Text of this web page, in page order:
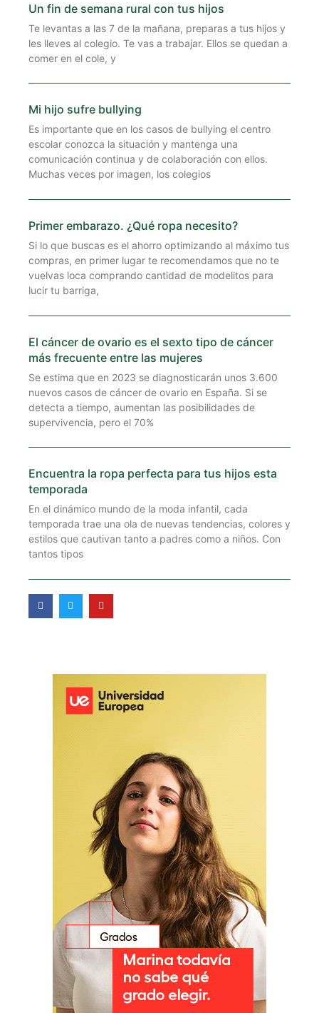
Un fin de semana rural con tus hijos
Te levantas a las 7 de la mañana, preparas a tus hijos y
les lleves al colegio. Te vas a trabajar. Ellos se quedan a
comer en el cole, y
Mi hijo sufre bullying
Es importante que en los casos de bullying el centro
escolar conozca la situación y mantenga una
comunicación continua y de colaboración con ellos.
Muchas veces por imagen, los colegios
Primer embarazo. ¿Qué ropa necesito?
Si lo que buscas es el ahorro optimizando al máximo tus
compras, en primer lugar te recomendamos que no te
vuelvas loca comprando cantidad de modelitos para
lucir tu barriga,
El cáncer de ovario es el sexto tipo de cáncer
más frecuente entre las mujeres
Se estima que en 2023 se diagnosticarán unos 3.600
nuevos casos de cáncer de ovario en España. Si se
detecta a tiempo, aumentan las posibilidades de
supervivencia, pero el 70%
Encuentra la ropa perfecta para tus hijos esta
temporada
En el dinámico mundo de la moda infantil, cada
temporada trae una ola de nuevas tendencias, colores y
estilos que cautivan tanto a padres como a niños. Con
tantos tipos
F
a
c
T
w
i
Y
o
u